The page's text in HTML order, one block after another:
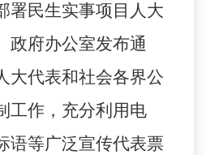
署民生实事项目人大
政府办公室发布通
大代表和社会各界公
工作，充分利用电
语等广泛宣传代表票